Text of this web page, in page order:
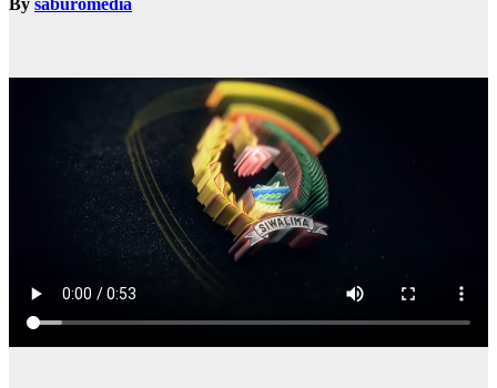
By saburomedia